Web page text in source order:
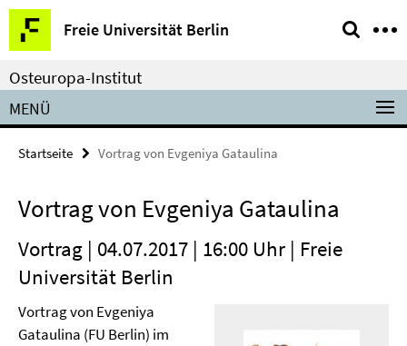
Springe
direkt
zu
Inhalt
Freie Universität Berlin
Service-
Navigation
Osteuropa-Institut
MENÜ
Startseite Vortrag von Evgeniya Gataulina
Vortrag von Evgeniya Gataulina
Vortrag | 04.07.2017 | 16:00 Uhr | Freie
Universität Berlin
Vortrag von Evgeniya
Gataulina (FU Berlin) im